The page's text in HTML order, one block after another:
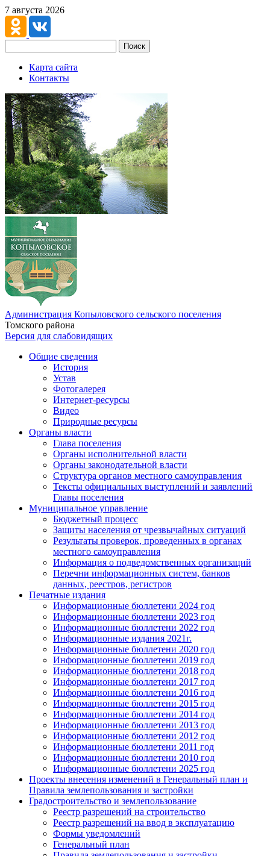
7 августа 2026
Поиск
Карта сайта
Контакты
Администрация Копыловского сельского поселения
Томского района
Версия для слабовидящих
Общие сведения
История
Устав
Фотогалерея
Интернет-ресурсы
Видео
Природные ресурсы
Органы власти
Глава поселения
Органы исполнительной власти
Органы законодательной власти
Структура органов местного самоуправления
Тексты официальных выступлений и заявлений
Главы поселения
Муниципальное управление
Бюджетный процесс
Защиты населения от чрезвычайных ситуаций
Результаты проверок, проведенных в органах
местного самоуправления
Информация о подведомственных организаций
Перечни информационных систем, банков
данных, реестров, регистров
Печатные издания
Информационные бюллетени 2024 год
Информационные бюллетени 2023 год
Информационные бюллетени 2022 год
Информационные издания 2021г.
Информационные бюллетени 2020 год
Информационные бюллетени 2019 год
Информационные бюллетени 2018 год
Информационные бюллетени 2017 год
Информационные бюллетени 2016 год
Информационные бюллетени 2015 год
Информационные бюллетени 2014 год
Информационные бюллетени 2013 год
Информационные бюллетени 2012 год
Информационные бюллетени 2011 год
Информационные бюллетени 2010 год
Информационные бюллетени 2025 год
Проекты внесения изменений в Генеральный план и
Правила землепользования и застройки
Градостроительство и землепользование
Реестр разрешений на строительство
Реестр разрешений на ввод в эксплуатацию
Формы уведомлений
Генеральный план